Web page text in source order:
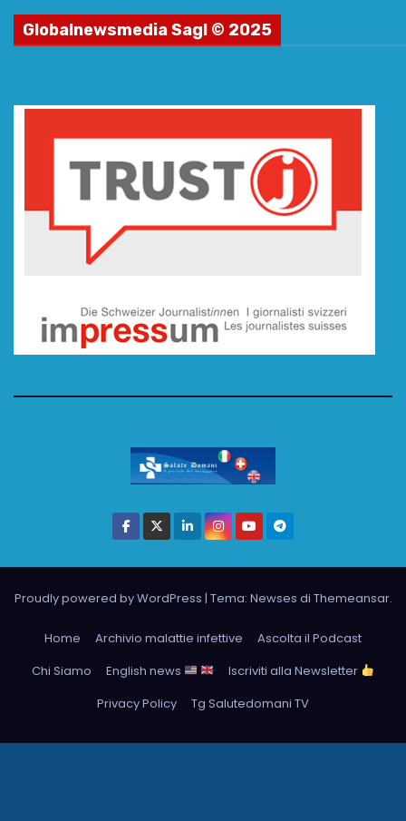
Globalnewsmedia Sagl © 2025
Proudly powered by WordPress | Tema: Newses di Themeansar.
Home Archivio malattie infettive
Ascolta il Podcast
Chi Siamo
English news
Iscriviti alla Newsletter
Privacy Policy
Tg Salutedomani TV